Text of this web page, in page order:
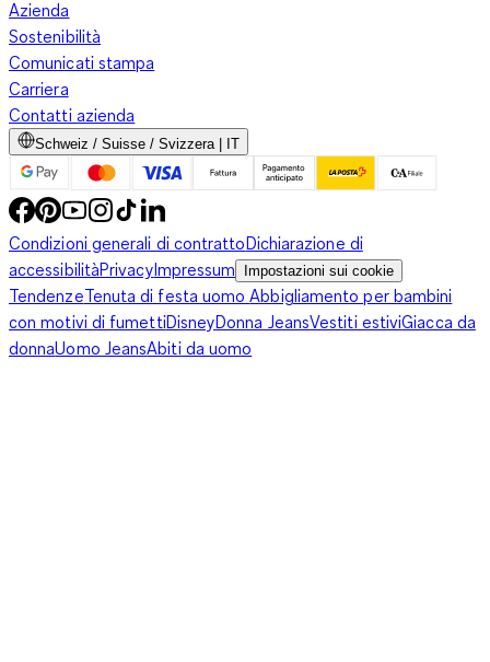
Azienda
Sostenibilità
Comunicati stampa
Carriera
Contatti azienda
Schweiz / Suisse / Svizzera | IT
Condizioni generali di contrattoDichiarazione di
accessibilitàPrivacyImpressum Impostazioni sui cookie
TendenzeTenuta di festa uomoAbbigliamento per bambini
con motivi di fumettiDisneyDonna JeansVestiti estiviGiacca da
donnaUomo JeansAbiti da uomo